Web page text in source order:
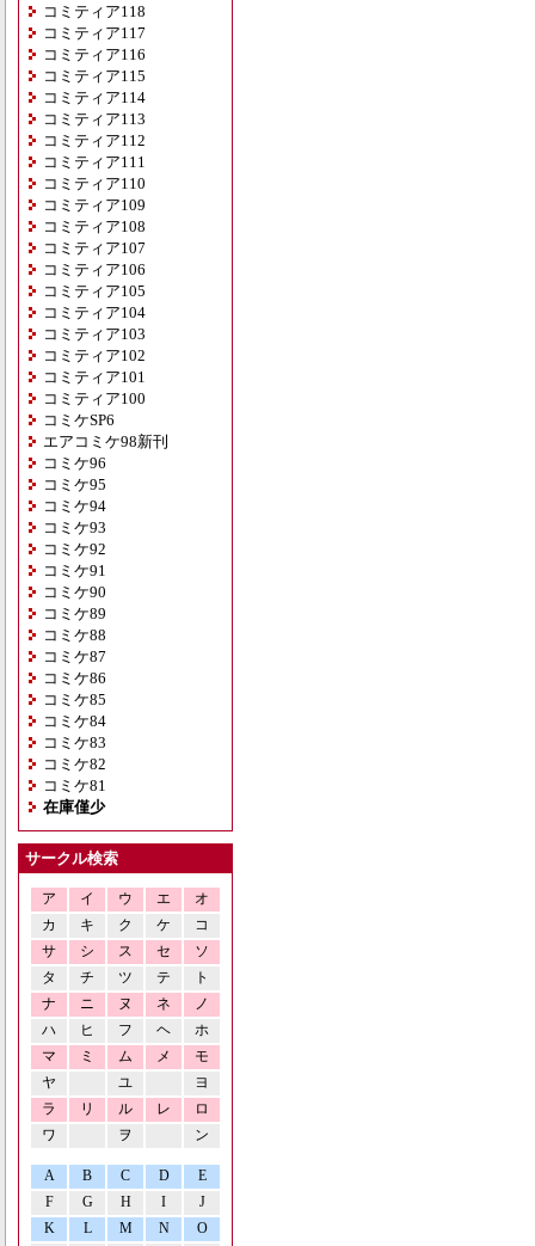
コミティア118
コミティア117
コミティア116
コミティア115
コミティア114
コミティア113
コミティア112
コミティア111
コミティア110
コミティア109
コミティア108
コミティア107
コミティア106
コミティア105
コミティア104
コミティア103
コミティア102
コミティア101
コミティア100
コミケSP6
エアコミケ98新刊
コミケ96
コミケ95
コミケ94
コミケ93
コミケ92
コミケ91
コミケ90
コミケ89
コミケ88
コミケ87
コミケ86
コミケ85
コミケ84
コミケ83
コミケ82
コミケ81
在庫僅少
サークル検索
ア イ ウ エ
オ
カ
キ ク ケ
コ
サ
シ ス セ
ソ
タ
チ ツ テ
ト
ナ
ニ ヌ ネ
ノ
ハ
ヒ フ ヘ
ホ
マ
ミ ム メ
モ
ヤ
ユ
ヨ
ラ
リ ル レ
ロ
ワ
ヲ ン
A B C D
E
F
G H I
J
K
L M N O